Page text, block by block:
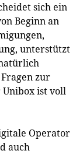
sich ein
Beginn an
unterstützt
zur
Unibox ist voll
Operator
auch